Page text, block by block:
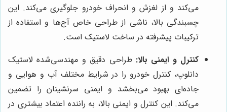
می‌کند و از لغزش و انحراف خودرو جلوگیری می‌کند. این
چسبندگی بالا، ناشی از طراحی خاص آج‌ها و استفاده از
ترکیبات پیشرفته در ساخت لاستیک است.
کنترل و ایمنی بالا: طراحی دقیق و مهندسی‌شده لاستیک
دانلوپ، کنترل خودرو را در شرایط مختلف آب و هوایی و
جاده‌ای بهبود می‌بخشد و ایمنی سرنشینان را تضمین
می‌کند. این کنترل و ایمنی بالا، به راننده اعتماد بیشتری در